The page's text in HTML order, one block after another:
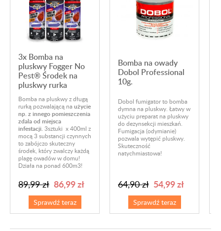
3x Bomba na
pluskwy Fogger No
Pest® Środek na
pluskwy rurka
Bomba na pluskwy z długą
rurką pozwalającą na użycie
np. z innego pomieszczenia
zdala od miejsca
infestacji. 3sztuki x 400ml z
mocą 3 substancji czynnych
to zabójczo skuteczny
środek, który zwalczy każdą
plagę owadów w domu!
Działa na ponad 600m3!
89,99 zł 86,99 zł
Sprawdź teraz
Bomba na owady
Dobol Professional
10g.
Dobol fumigator to bomba
dymna na pluskwy. Łatwy w
użyciu preparat na pluskwy
do dezynsekcji mieszkań.
Fumigacja (odymianie)
pozwala wytępić pluskwy.
Skuteczność
natychmiastowa!
64,90 zł 54,99 zł
Sprawdź teraz